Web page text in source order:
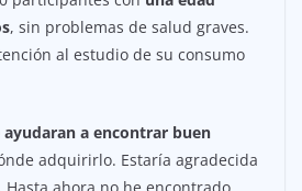
, sin problemas de salud graves.
al estudio de su consumo
a encontrar buen
adquirirlo. Estaría agradecida